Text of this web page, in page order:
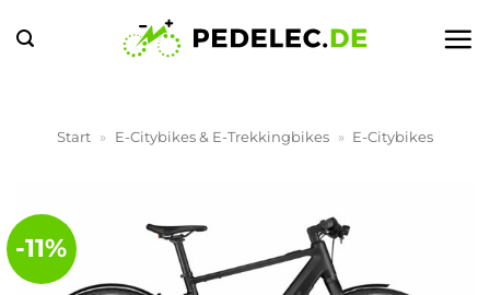
Inhalt
Start » E-Citybikes & E-Trekkingbikes » E-Citybikes
-11%